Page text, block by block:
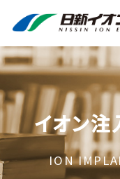
イオン注
ION